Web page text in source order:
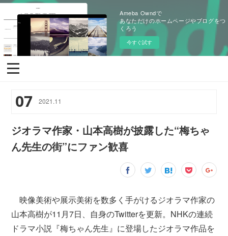
Ameba Owndで
あなただけのホームページやブログをつ
くろう
今すぐ試す
07 2021 .11
ジオラマ作家・山本高樹が披露した“梅ちゃ
ん先生の街”にファン歓喜
映像美術や展示美術を数多く手がけるジオラマ作家の
山本高樹が11月7日、自身のTwitterを更新。NHKの連続
ドラマ小説『梅ちゃん先生』に登場したジオラマ作品を